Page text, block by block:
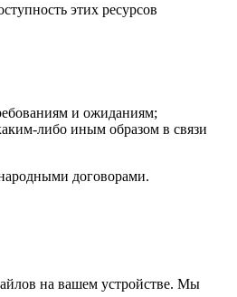
этих ресурсов
и ожиданиям;
либо иным образом в связи
договорами.
на вашем устройстве. Мы